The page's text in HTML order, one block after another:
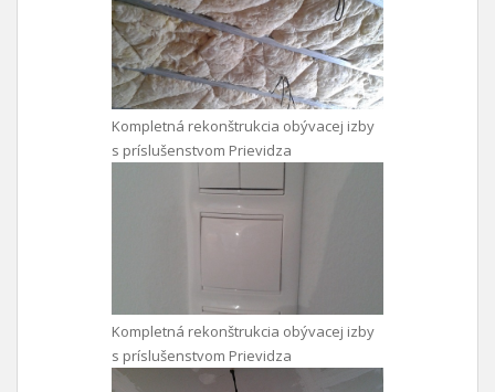
Kompletná rekonštrukcia obývacej izby
s príslušenstvom Prievidza
Kompletná rekonštrukcia obývacej izby
s príslušenstvom Prievidza